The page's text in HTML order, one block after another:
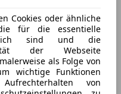
Cookies oder ähnliche
für die essentielle
sind und die
der Webseite
als Folge von
wichtige Funktionen
von
finden